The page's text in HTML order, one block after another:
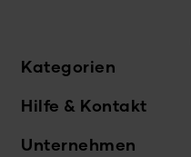
Kategorien
Hilfe & Kontakt
Unternehmen